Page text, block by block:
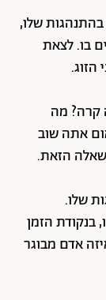
שלו,
בו. לצאת
הזוג.
קרה? מה
אתה שוב
הזאת.
שלו.
בנקודת הזמן
אדם מבוגר